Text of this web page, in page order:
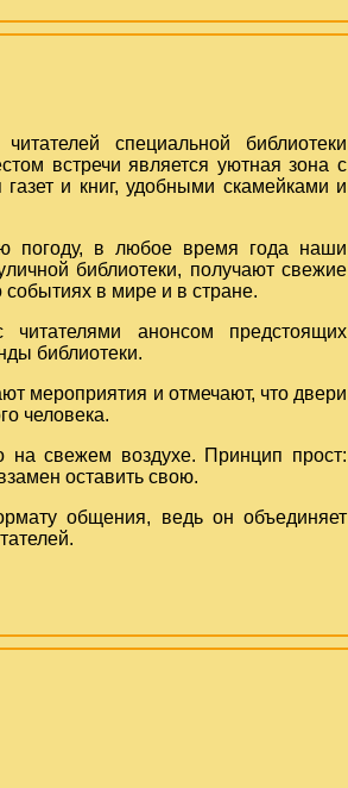
специальной библиотеки
встречи является уютная зона с
и книг, удобными скамейками и
погоду, в любое время года наши
библиотеки, получают свежие
в мире и в стране.
читателями анонсом предстоящих
библиотеки.
мероприятия и отмечают, что двери
человека.
на свежем воздухе. Принцип прост:
оставить свою.
общения, ведь он объединяет